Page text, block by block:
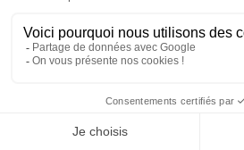
Kit canevas coussin gros trous